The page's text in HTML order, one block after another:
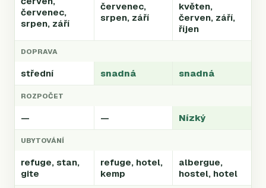
červenec,
srpen, září
červenec,
srpen, září
květen,
červen, září,
říjen
DOPRAVA
střední snadná snadná
ROZPOČET
— — Nízký
UBYTOVÁNÍ
refuge, stan,
gite
refuge, hotel,
kemp
albergue,
hostel, hotel